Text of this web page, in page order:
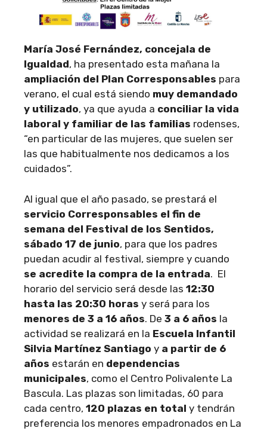
María José Fernández, concejala de
Igualdad, ha presentado esta mañana la
ampliación del Plan Corresponsables para
verano, el cual está siendo muy demandado
y utilizado, ya que ayuda a conciliar la vida
laboral y familiar de las familias rodenses,
“en particular de las mujeres, que suelen ser
las que habitualmente nos dedicamos a los
cuidados”.
Al igual que el año pasado, se prestará el
servicio Corresponsables el fin de
semana del Festival de los Sentidos,
sábado 17 de junio, para que los padres
puedan acudir al festival, siempre y cuando
se acredite la compra de la entrada. El
horario del servicio será desde las 12:30
hasta las 20:30 horas y será para los
menores de 3 a 16 años. De 3 a 6 años la
actividad se realizará en la Escuela Infantil
Silvia Martínez Santiago y a partir de 6
años estarán en dependencias
municipales, como el Centro Polivalente La
Bascula. Las plazas son limitadas, 60 para
cada centro, 120 plazas en total y tendrán
preferencia los menores empadronados en La